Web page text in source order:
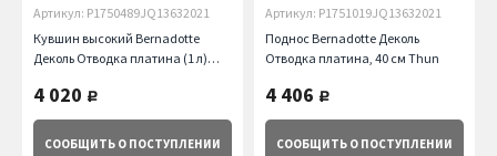
Артикул: P1750489JQ13632021
Кувшин высокий Bernadotte
Деколь Отводка платина (1 л)
4 020 руб.
СООБЩИТЬ О ПОСТУПЛЕНИИ
Артикул: P1751019JQ13632021
Поднос Bernadotte Деколь
Отводка платина, 40 см Thun
4 406 руб.
СООБЩИТЬ О ПОСТУПЛЕНИИ